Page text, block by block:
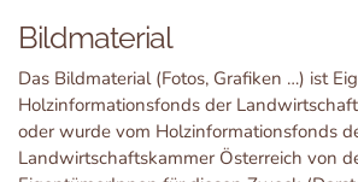
Bildmaterial
Das Bildmaterial (Fotos, Grafiken …) ist
Holzinformationsfonds der
oder wurde vom Holzinformationsfonds
Landwirtschaftskammer Österreich von